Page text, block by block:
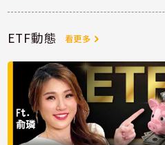
ETF動態 看更多